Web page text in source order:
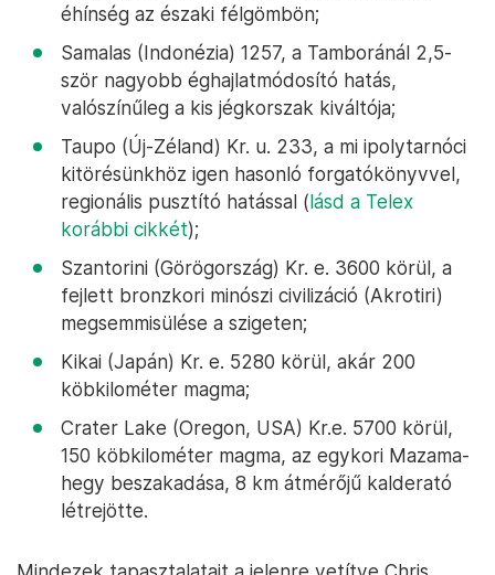
éhínség az északi félgömbön;
Samalas (Indonézia) 1257, a Tamboránál 2,5-
ször nagyobb éghajlatmódosító hatás,
valószínűleg a kis jégkorszak kiváltója;
Taupo (Új-Zéland) Kr. u. 233, a mi ipolytarnóci
kitörésünkhöz igen hasonló forgatókönyvvel,
regionális pusztító hatással (lásd a Telex
korábbi cikkét);
Szantorini (Görögország) Kr. e. 3600 körül, a
fejlett bronzkori minószi civilizáció (Akrotiri)
megsemmisülése a szigeten;
Kikai (Japán) Kr. e. 5280 körül, akár 200
köbkilométer magma;
Crater Lake (Oregon, USA) Kr.e. 5700 körül,
150 köbkilométer magma, az egykori Mazama-
hegy beszakadása, 8 km átmérőjű kalderató
létrejötte.